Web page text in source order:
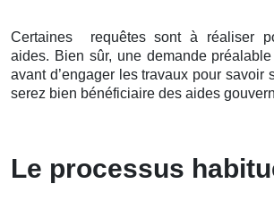
Certaines requêtes sont à réaliser
aides. Bien sûr, une demande
avant d’engager les travaux pour savoir
serez bien bénéficiaire des aides
Le processus